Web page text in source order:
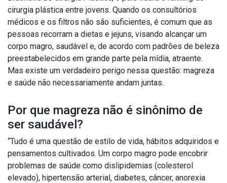
cirurgia plástica entre jovens. Quando os consultórios
médicos e os filtros não são suficientes, é comum que as
pessoas recorram a dietas e jejuns, visando alcançar um
corpo magro, saudável e, de acordo com padrões de beleza
preestabelecidos em grande parte pela mídia, atraente.
Mas existe um verdadeiro perigo nessa questão: magreza
e saúde não necessariamente andam juntas.
Por que magreza não é sinônimo de
ser saudável?
“Tudo é uma questão de estilo de vida, hábitos adquiridos e
pensamentos cultivados. Um corpo magro pode encobrir
problemas de saúde como dislipidemias (colesterol
elevado), hipertensão arterial, diabetes, câncer, anorexia